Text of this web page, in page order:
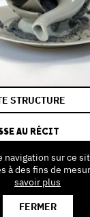
STRUCTURE
AU RÉCIT
> 25.08.2027
navigation sur ce
à des fins de
savoir plus
FERMER